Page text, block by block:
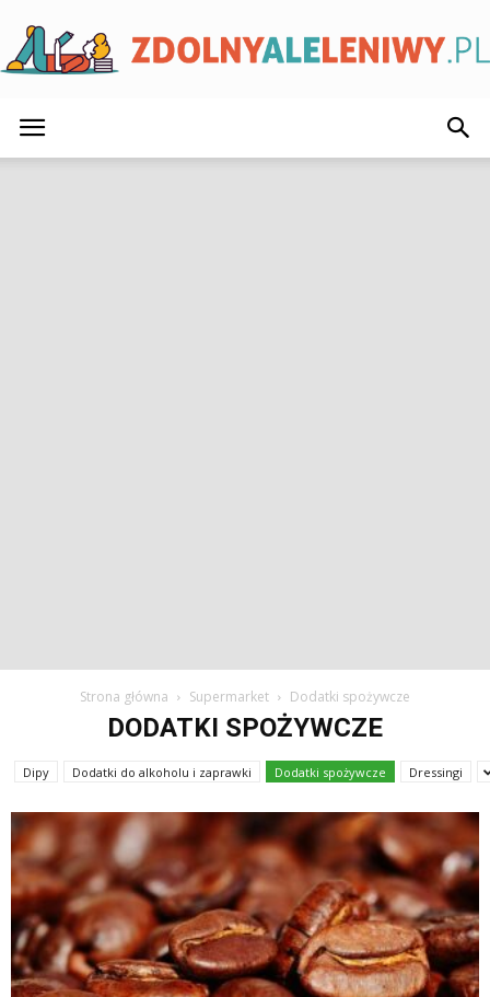
Strona główna Supermarket Dodatki spożywcze
DODATKI SPOŻYWCZE
Dipy Dodatki do alkoholu i zaprawki Dodatki spożywcze Dressingi